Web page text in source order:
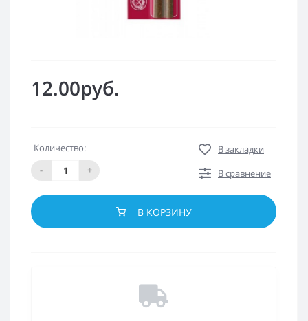
12.00руб.
Количество:
-
+
В закладки
В сравнение
В КОРЗИНУ